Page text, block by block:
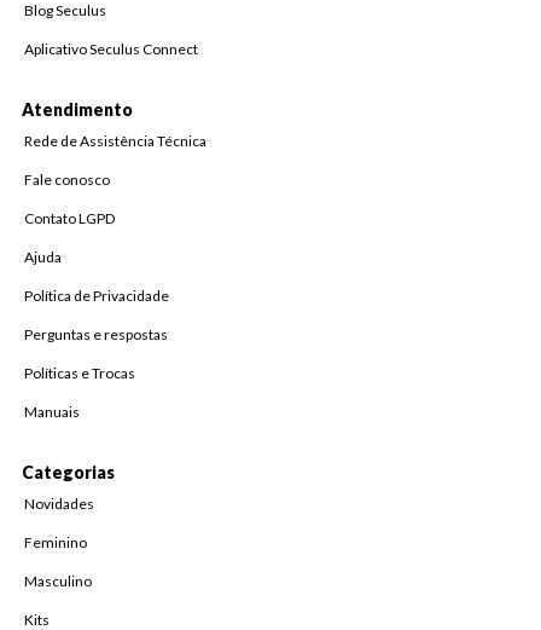
Blog Seculus
Aplicativo Seculus Connect
Atendimento
Rede de Assistência Técnica
Fale conosco
Contato LGPD
Ajuda
Política de Privacidade
Perguntas e respostas
Políticas e Trocas
Manuais
Categorias
Novidades
Feminino
Masculino
Kits